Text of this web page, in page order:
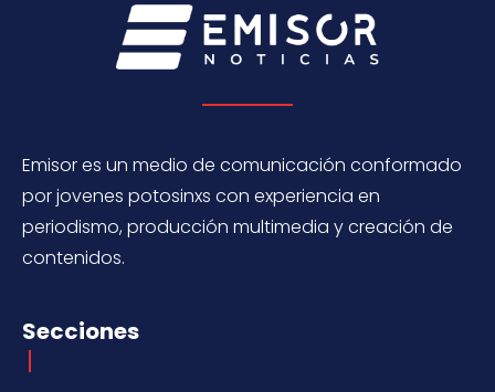
Emisor es un medio de comunicación conformado
por jovenes potosinxs con experiencia en
periodismo, producción multimedia y creación de
contenidos.
Secciones